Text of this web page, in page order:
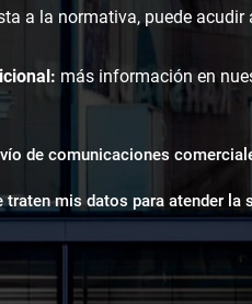
a la normativa, puede acudir
más información en
de comunicaciones
traten mis datos para atender